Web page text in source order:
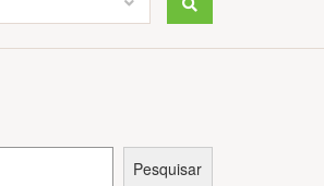
Pesquisar